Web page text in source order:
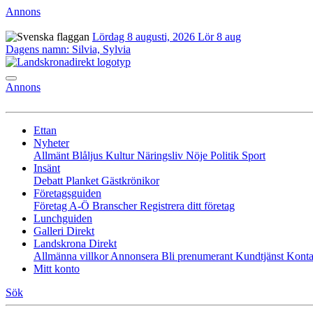
Annons
Lördag 8 augusti, 2026 Lör 8 aug
Dagens namn: Silvia, Sylvia
Annons
Ettan
Nyheter
Allmänt Blåljus KulturNäringsliv Nöje Politik Sport
Insänt
Debatt Planket Gästkrönikor
Företagsguiden
Företag A-Ö BranscherRegistrera ditt företag
Lunchguiden
Galleri Direkt
Landskrona Direkt
Allmänna villkorAnnonsera Bli prenumerant Kundtjänst
Mitt konto
Sök